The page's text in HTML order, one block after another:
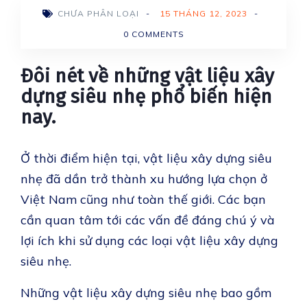
CHƯA PHÂN LOẠI - 15 THÁNG 12, 2023
-
0 COMMENTS
Đôi nét về những vật liệu xây
dựng siêu nhẹ phổ biến hiện
nay.
Ở thời điểm hiện tại, vật liệu xây dựng siêu
nhẹ đã dần trở thành xu hướng lựa chọn ở
Việt Nam cũng như toàn thế giới. Các bạn
cần quan tâm tới các vấn đề đáng chú ý và
lợi ích khi sử dụng các loại vật liệu xây dựng
siêu nhẹ.
Những vật liệu xây dựng siêu nhẹ bao gồm